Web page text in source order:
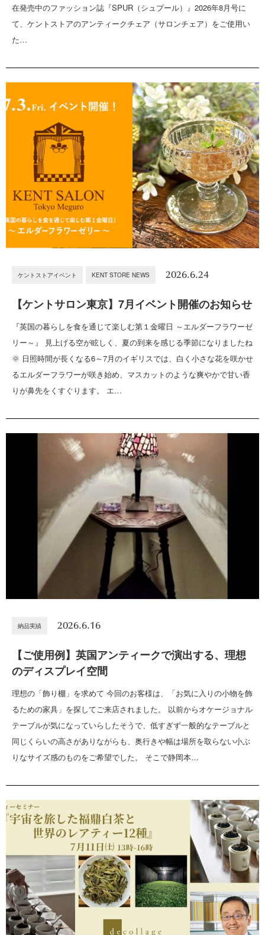
在発売中のファッション誌『SPUR（シュプール）』2026年8月号に
て、ケントストアのアンティークチェア（サロンチェア）をご使用い
た…
ケントストアイベント KENT STORE NEWS 2026.6.24
【ケントサロン東京】7月イベント開催のお知らせ
『英国の暮らしを食を通じて楽しむ第１金曜日 ～エルダーフラワーゼ
リー～』 見上げる空が眩しく、夏の到来を感じる季節になりましたね
🌞 日照時間が長くなる6～7月のイギリスでは、白く小さな花を咲かせ
るエルダーフラワーが咲き始め、マスカットのような爽やかで甘い香
りが鼻先をくすぐります。 エ…
納品実績 2026.6.16
【ご使用例】英国アンティークで演出する、理想
のディスプレイ空間
理想の「飾り棚」を求めて 今回のお客様は、「お気に入りの小物を飾
るための家具」を探してご来店されました。 以前からオケージョナル
テーブルが気になっていらしたそうで、低すぎず一般的なテーブルと
同じくらいの高さがありながらも、奥行きや幅は場所を取らない小ぶ
りなサイズ感のものをご希望でした。 そこで静岡本…